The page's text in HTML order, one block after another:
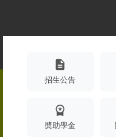
description
招生公告
workspace_premium
奬助學金